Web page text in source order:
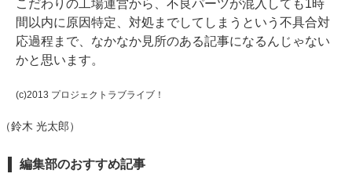
こだわりの工場運営から、不良パーツが混入しても1時
間以内に原因特定、対処までしてしまうという不具合対
応過程まで、なかなか見所のある記事になるんじゃない
かと思います。
(c)2013 プロジェクトラブライブ！
（鈴木 光太郎）
編集部のおすすめ記事